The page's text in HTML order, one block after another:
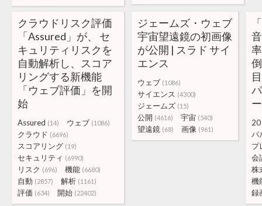
クラウドリスク評価
「Assured」が、 セ
キュリティリスクを
自動解析し、スコア
リングする新機能
「ウェブ評価」を開
始
Assured (14) ウェブ (1086)
クラウド (6696)
スコアリング (19)
セキュリティ (6990)
リスク (696) 機能 (6680)
自動 (2857) 解析 (1161)
評価 (634) 開始 (22402)
ジェームズ・ウェブ
宇宙望遠鏡の初画像
が公開 | スラド サイ
エンス
ウェブ (1086)
サイエンス (4300)
ジェームズ (15)
公開 (4616) 宇宙 (540)
望遠鏡 (68) 画像 (961)
20
パ
プ
会
株
機
録